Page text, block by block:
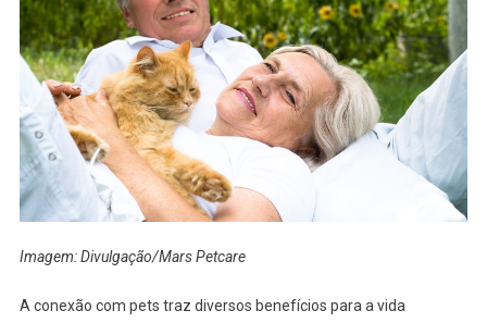
Imagem: Divulgação/Mars Petcare
A conexão com pets traz diversos benefícios para a vida